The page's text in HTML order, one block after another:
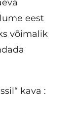
eest
võimalik
kava :